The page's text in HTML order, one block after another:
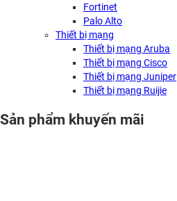
Fortinet
Palo Alto
Thiết bị mạng
Thiết bị mạng Aruba
Thiết bị mạng Cisco
Thiết bị mạng Juniper
Thiết bị mạng Ruijie
Sản phẩm khuyến mãi